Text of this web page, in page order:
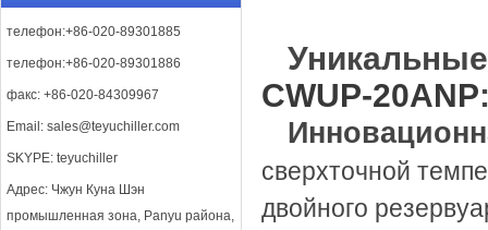
телефон:+86-020-89301885
телефон:+86-020-89301886
факс: +86-020-84309967
Email: sales@teyuchiller.com
SKYPE: teyuchiller
Адрес: Чжун Куна Шэн
промышленная зона, Panyu района,
CWUP-20ANP
сверхточной
двойного